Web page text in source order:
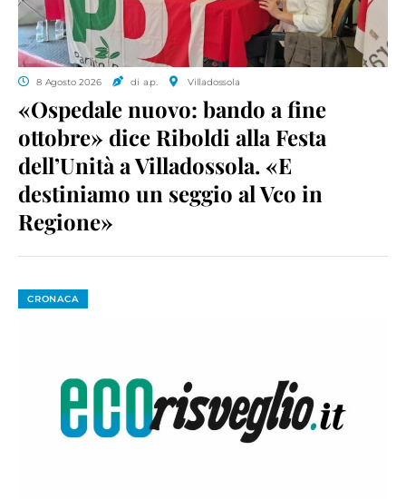
8 Agosto 2026 di a.p. Villadossola
«Ospedale nuovo: bando a fine
ottobre» dice Riboldi alla Festa
dell’Unità a Villadossola. «E
destiniamo un seggio al Vco in
Regione»
CRONACA